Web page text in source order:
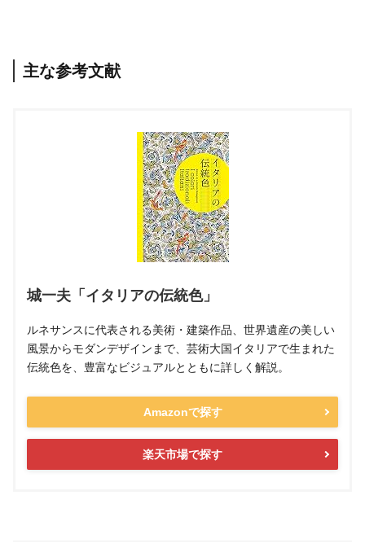
主な参考文献
城一夫「イタリアの伝統色」
ルネサンスに代表される美術・建築作品、世界遺産の美しい
風景からモダンデザインまで、芸術大国イタリアで生まれた
伝統色を、豊富なビジュアルとともに詳しく解説。
Amazonで探す
楽天市場で探す